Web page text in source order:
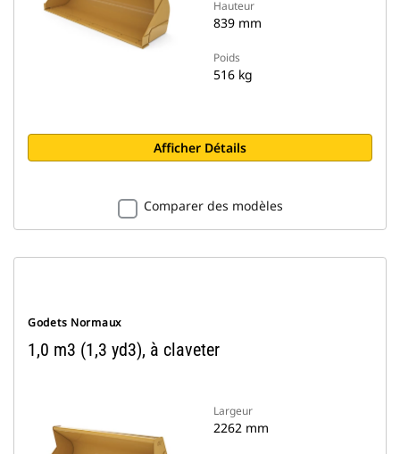
Hauteur
839 mm
Poids
516 kg
Afficher Détails
Comparer des modèles
Godets Normaux
1,0 m3 (1,3 yd3), à claveter
Largeur
2262 mm